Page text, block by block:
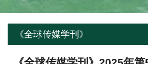
《全球传媒学刊》